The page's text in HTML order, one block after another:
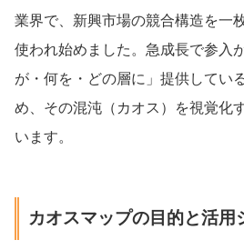
業界で、新興市場の競合構造を一
使われ始めました。急成長で参入
が・何を・どの層に」提供してい
め、その混沌（カオス）を視覚化
います。
カオスマップの目的と活用